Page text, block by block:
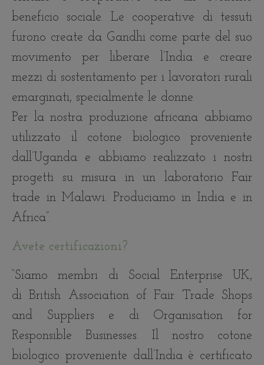
beneficio sociale. Le cooperative di tessuti
furono create da Gandhi come parte del suo
movimento per liberare l’India e creare
mezzi di sostentamento per i lavoratori rurali
emarginati, specialmente le donne.
Per la nostra produzione africana abbiamo
utilizzato il cotone biologico proveniente
dall’Uganda e abbiamo realizzato i nostri
progetti su misura in un laboratorio Fair
trade in Malawi. Produciamo in India e in
Africa”.
Avete certificazioni?
“Siamo membri di Social Enterprise UK,
di British Association of Fair Trade Shops
and Suppliers e di Organisation for
Responsible Businesses. Il nostro cotone
biologico proveniente dall’India è certificato